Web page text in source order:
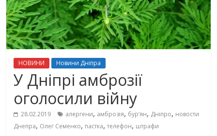
НОВИНИ Новини Дніпра
У Дніпрі амброзії
оголосили війну
28.02.2019 алергени, амброзія, бур’ян, Дніпро, новости
Днепра, Олег Семенко, пастка,телефон, штрафи